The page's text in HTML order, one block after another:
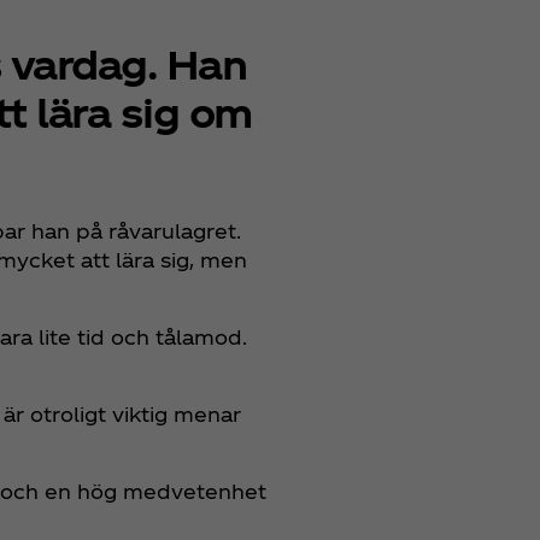
Han
lära sig om
han på råvarulagret.
att lära sig, men
lite tid och tålamod.
är otroligt viktig menar
en hög medvetenhet